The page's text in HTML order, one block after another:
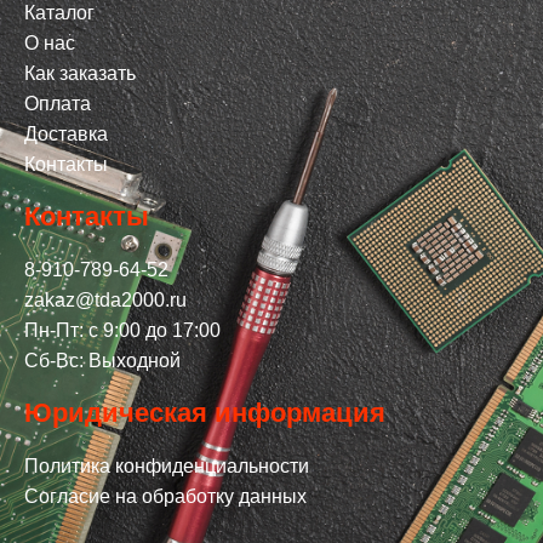
Каталог
О нас
Как заказать
Оплата
Доставка
Контакты
Контакты
8-910-789-64-52
zakaz@tda2000.ru
Пн-Пт: с 9:00 до 17:00
Сб-Вс: Выходной
Юридическая информация
Политика конфиденциальности
Согласие на обработку данных